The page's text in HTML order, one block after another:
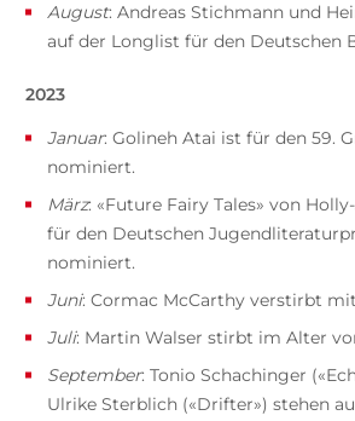
August: Andreas Stichmann und
auf der Longlist für den Deutschen
2023
Januar: Golineh Atai ist für den 59.
nominiert.
März: «Future Fairy Tales» von
für den Deutschen
nominiert.
Juni: Cormac McCarthy verstirbt
Juli: Martin Walser stirbt im Alter
September: Tonio Schachinger
Ulrike Sterblich («Drifter») stehen